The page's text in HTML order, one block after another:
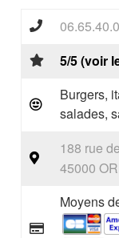
5/5 (voir
Burgers,
salades,
188 rue
45000
Moyens